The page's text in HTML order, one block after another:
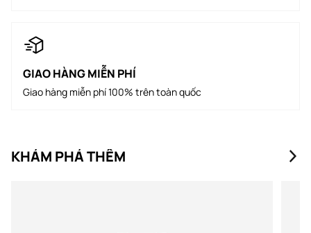
GIAO HÀNG MIỄN PHÍ
Giao hàng miễn phí 100% trên toàn quốc
KHÁM PHÁ THÊM